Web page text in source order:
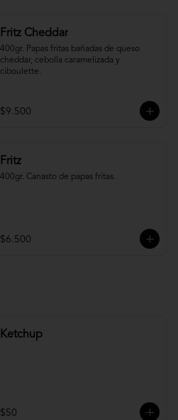
Fritz Cheddar
400gr. Papas fritas bañadas de queso
cheddar, cebolla caramelizada y
ciboulette.
$9.500
Fritz
400gr. Canasto de papas fritas.
$6.500
Ketchup
$50